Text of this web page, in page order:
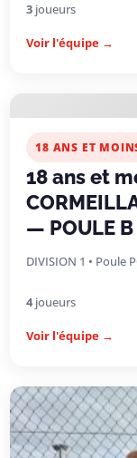
3 joueurs
Voir l'équipe →
18 ANS ET
18 ans et
— POULE B
DIVISION 1 • Poule
4joueurs
Voir l'équipe →